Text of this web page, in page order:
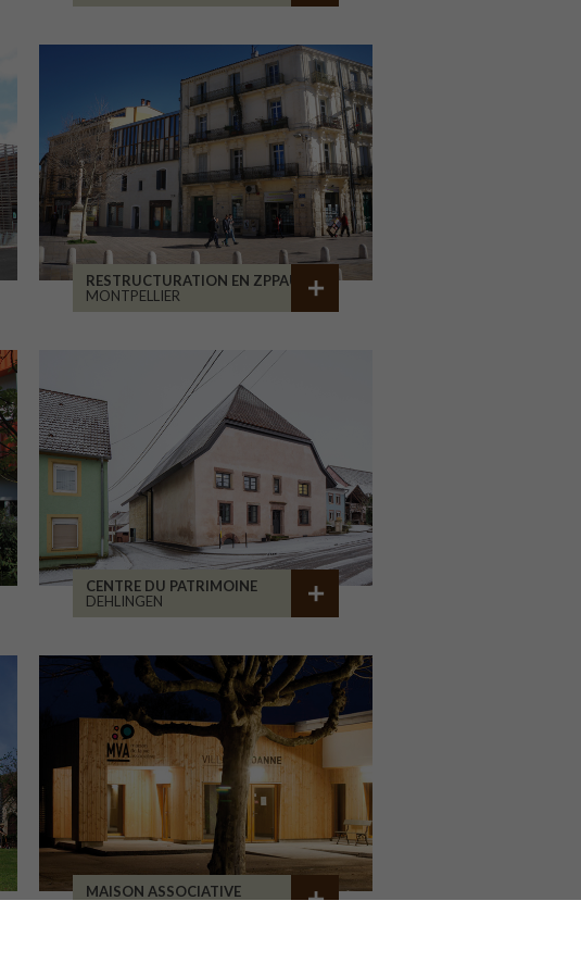
RESTRUCTURATION EN ZPPAUP
MONTPELLIER
CENTRE DU PATRIMOINE
DEHLINGEN
MAISON ASSOCIATIVE